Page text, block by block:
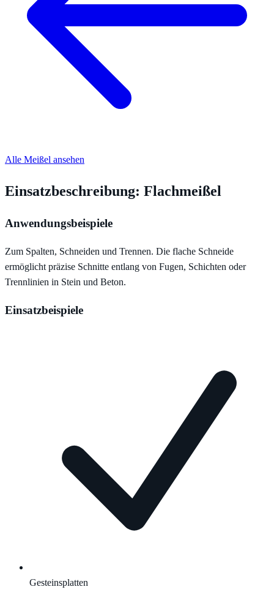
Alle Meißel ansehen
Einsatzbeschreibung: Flachmeißel
Anwendungsbeispiele
Zum Spalten, Schneiden und Trennen. Die flache Schneide
ermöglicht präzise Schnitte entlang von Fugen, Schichten oder
Trennlinien in Stein und Beton.
Einsatzbeispiele
Gesteinsplatten